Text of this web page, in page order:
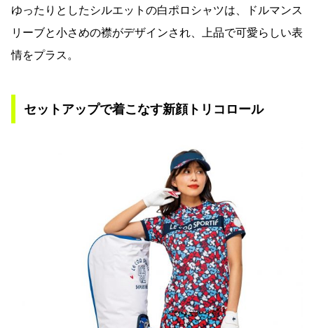
ゆったりとしたシルエットの白ポロシャツは、ドルマンス
リーブと小さめの襟がデザインされ、上品で可愛らしい表
情をプラス。
セットアップで着こなす新顔トリコロール